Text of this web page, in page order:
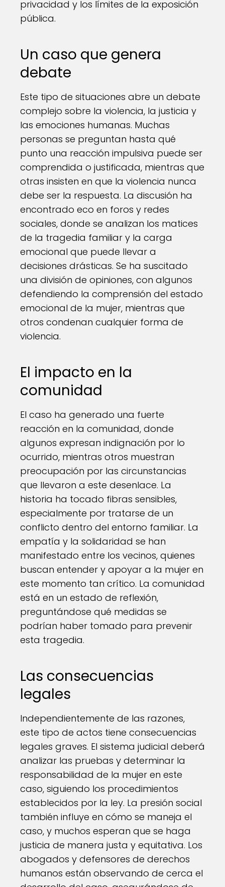
privacidad y los límites de la exposición
pública.
Un caso que genera
debate
Este tipo de situaciones abre un debate
complejo sobre la violencia, la justicia y
las emociones humanas. Muchas
personas se preguntan hasta qué
punto una reacción impulsiva puede ser
comprendida o justificada, mientras que
otras insisten en que la violencia nunca
debe ser la respuesta. La discusión ha
encontrado eco en foros y redes
sociales, donde se analizan los matices
de la tragedia familiar y la carga
emocional que puede llevar a
decisiones drásticas. Se ha suscitado
una división de opiniones, con algunos
defendiendo la comprensión del estado
emocional de la mujer, mientras que
otros condenan cualquier forma de
violencia.
El impacto en la
comunidad
El caso ha generado una fuerte
reacción en la comunidad, donde
algunos expresan indignación por lo
ocurrido, mientras otros muestran
preocupación por las circunstancias
que llevaron a este desenlace. La
historia ha tocado fibras sensibles,
especialmente por tratarse de un
conflicto dentro del entorno familiar. La
empatía y la solidaridad se han
manifestado entre los vecinos, quienes
buscan entender y apoyar a la mujer en
este momento tan crítico. La comunidad
está en un estado de reflexión,
preguntándose qué medidas se
podrían haber tomado para prevenir
esta tragedia.
Las consecuencias
legales
Independientemente de las razones,
este tipo de actos tiene consecuencias
legales graves. El sistema judicial deberá
analizar las pruebas y determinar la
responsabilidad de la mujer en este
caso, siguiendo los procedimientos
establecidos por la ley. La presión social
también influye en cómo se maneja el
caso, y muchos esperan que se haga
justicia de manera justa y equitativa. Los
abogados y defensores de derechos
humanos están observando de cerca el